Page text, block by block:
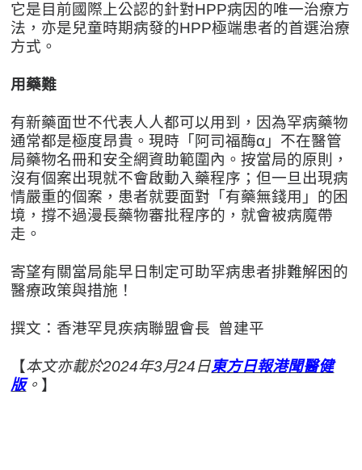
它是目前國際上公認的針對HPP病因的唯一治療方
法，亦是兒童時期病發的HPP極端患者的首選治療
方式。
用藥難
有新藥面世不代表人人都可以用到，因為罕病藥物
通常都是極度昂貴。現時「阿司福酶α」不在醫管
局藥物名冊和安全網資助範圍內。按當局的原則，
沒有個案出現就不會啟動入藥程序；但一旦出現病
情嚴重的個案，患者就要面對「有藥無錢用」的困
境，撐不過漫長藥物審批程序的，就會被病魔帶
走。
寄望有關當局能早日制定可助罕病患者排難解困的
醫療政策與措施！
撰文：香港罕見疾病聯盟會長 曾建平
【本文亦載於2024年3月24日東方日報港聞醫健
版。 】